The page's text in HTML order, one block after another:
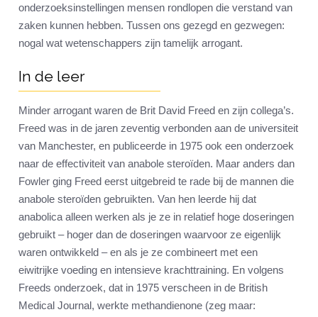
onderzoeksinstellingen mensen rondlopen die verstand van
zaken kunnen hebben. Tussen ons gezegd en gezwegen:
nogal wat wetenschappers zijn tamelijk arrogant.
In de leer
Minder arrogant waren de Brit David Freed en zijn collega’s.
Freed was in de jaren zeventig verbonden aan de universiteit
van Manchester, en publiceerde in 1975 ook een onderzoek
naar de effectiviteit van anabole steroïden. Maar anders dan
Fowler ging Freed eerst uitgebreid te rade bij de mannen die
anabole steroïden gebruikten. Van hen leerde hij dat
anabolica alleen werken als je ze in relatief hoge doseringen
gebruikt – hoger dan de doseringen waarvoor ze eigenlijk
waren ontwikkeld – en als je ze combineert met een
eiwitrijke voeding en intensieve krachttraining. En volgens
Freeds onderzoek, dat in 1975 verscheen in de British
Medical Journal, werkte methandienone (zeg maar: